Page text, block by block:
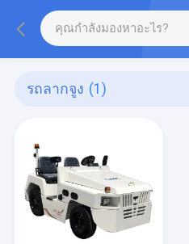
รถลากจูง (1)